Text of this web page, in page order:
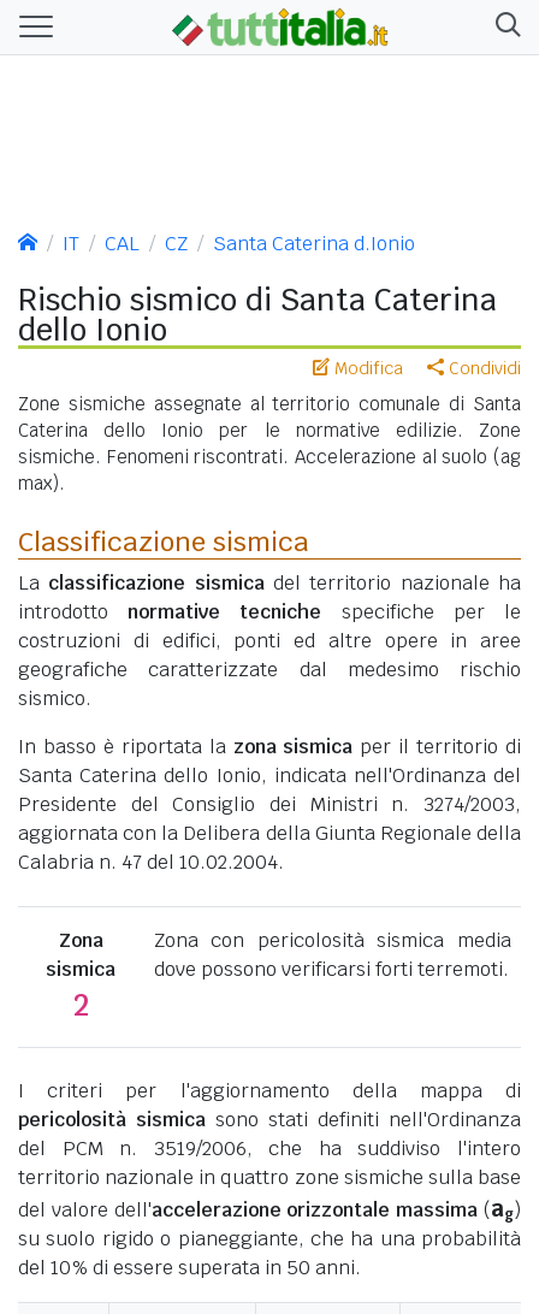
IT CAL CZ Santa Caterina d.Ionio
Rischio sismico di Santa Caterina
dello Ionio
Modifica Condividi
Zone sismiche assegnate al territorio comunale di Santa
Caterina dello Ionio per le normative edilizie. Zone
sismiche. Fenomeni riscontrati. Accelerazione al suolo (ag
max).
Classificazione sismica
La classificazione sismicadel territorio nazionale ha
introdotto normative tecniche specifiche per le
costruzioni di edifici, ponti ed altre opere in aree
geografiche caratterizzate dal medesimo rischio
sismico.
In basso è riportata la zona sismica per il territorio di
Santa Caterina dello Ionio, indicata nell'Ordinanza del
Presidente del Consiglio dei Ministri n. 3274/2003,
aggiornata con la Delibera della Giunta Regionale della
Calabria n. 47 del 10.02.2004.
Zona
sismica
2
Zona con pericolosità sismica media
dove possono verificarsi forti terremoti.
I criteri per l'aggiornamento della mappa di
pericolosità sismica sono stati definiti nell'Ordinanza
del PCM n. 3519/2006, che ha suddiviso l'intero
territorio nazionale in quattro zone sismiche sulla base
del valore dell'accelerazione orizzontale massima (ag)
su suolo rigido o pianeggiante, che ha una probabilità
del 10% di essere superata in 50 anni.